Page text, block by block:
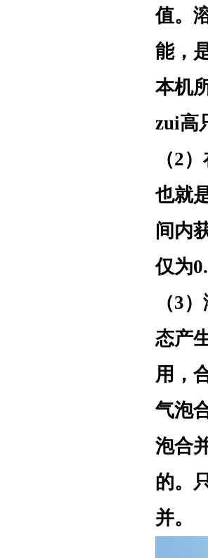
值。
能，
本机
zui高
（2
也就
间内
仅为
（3
态产
用，
气泡
泡合
的。
并。